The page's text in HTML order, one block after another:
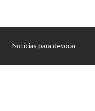
Notícias para devorar